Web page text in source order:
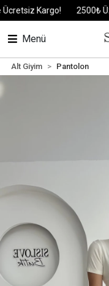
Kargo! 2500₺ Üzeri
Menü
Alt Giyim Pantolon